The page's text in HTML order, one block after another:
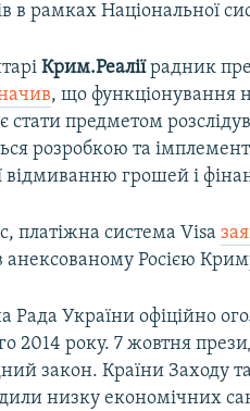
в рамках Національної
Крим.Реаліїрадник
, що функціонування
стати предметом
розробкою та
відмиванню грошей і
платіжна система Visa
анексованому Росією
Рада України офіційно
2014 року. 7 жовтня
закон. Країни Заходу
низку економічних